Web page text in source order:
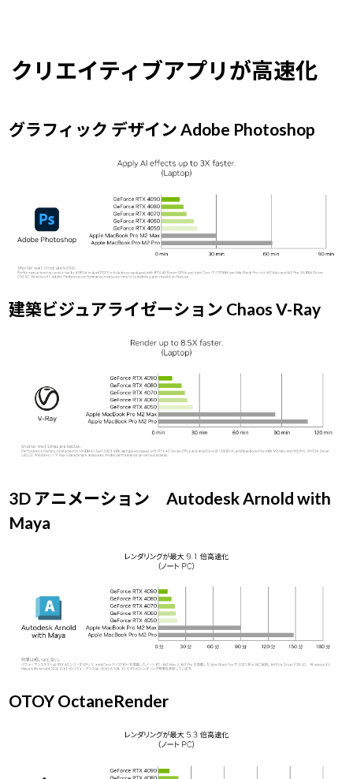
クリエイティブアプリが高速化
グラフィック デザイン Adobe Photoshop
建築ビジュアライゼーション Chaos V-Ray
3D アニメーション Autodesk Arnold with
Maya
OTOY OctaneRender